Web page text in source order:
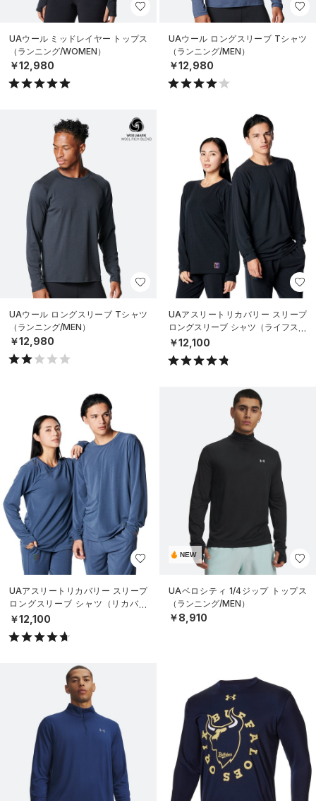
UAウール ミッドレイヤー トップス
（ランニング/WOMEN）
￥12,980
UAウール ロングスリーブ Tシャツ
（ランニング/MEN）
￥12,980
UAウール ロングスリーブ Tシャツ
（ランニング/MEN）
￥12,980
UAアスリートリカバリー スリープ
ロングスリーブ シャツ（ライフスタ
イル/UNISEX）
￥12,100
UAアスリートリカバリー スリープ
ロングスリーブ シャツ（リカバリ
ー/UNISEX）
￥12,100
NEW
UAベロシティ 1/4ジップ トップス
（ランニング/MEN）
￥8,910